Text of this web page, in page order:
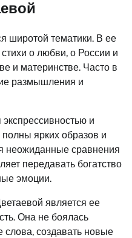
широтой тематики. В ее
о любви, о России и
и материнстве. Часто в
размышления и
и
ярких образов и
неожиданные сравнения
передавать богатство
эмоции.
является ее
Она не боялась
слова, создавать новые